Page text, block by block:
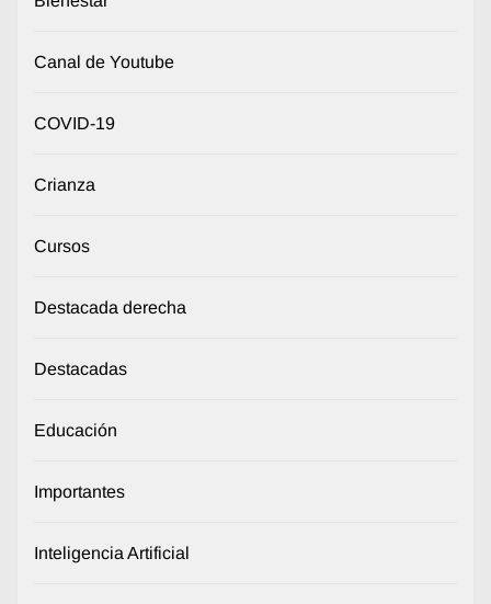
Canal de Youtube
COVID-19
Crianza
Cursos
Destacada derecha
Destacadas
Educación
Importantes
Inteligencia Artificial